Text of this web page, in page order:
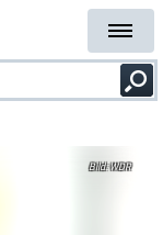
WDR